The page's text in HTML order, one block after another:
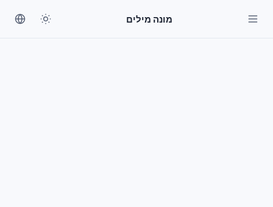
מונה מילים